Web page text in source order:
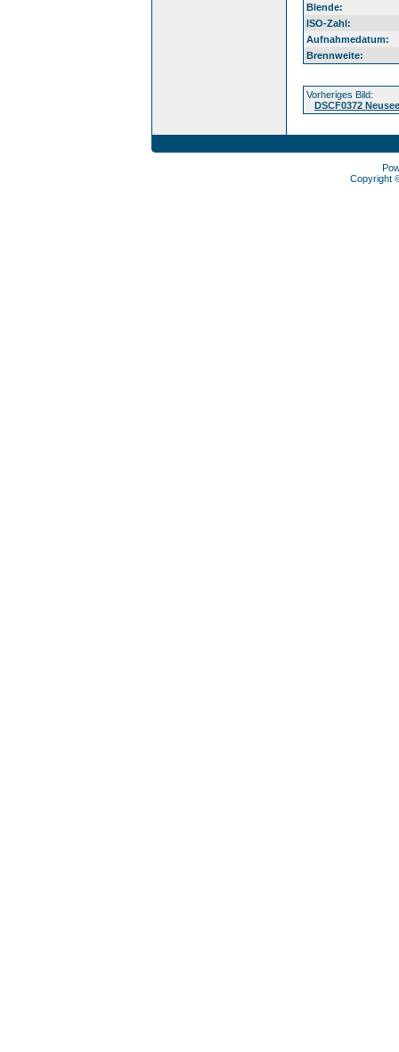
Blende:
ISO-Zahl:
Aufnahmedatum:
Brennweite:
Vorheriges Bild:
DSCF0372
Copyright